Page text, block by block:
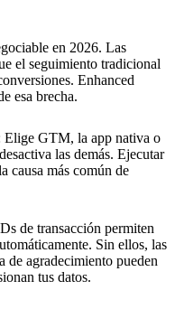
en 2026. Las
el seguimiento tradicional
Enhanced
esa brecha.
Elige GTM, la app nativa o
las demás. Ejecutar
causa más común de
de transacción permiten
Sin ellos, las
de agradecimiento pueden
tus datos.